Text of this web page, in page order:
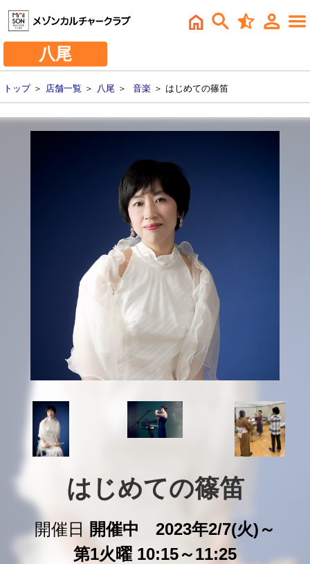
八尾
トップ＞ 店舗一覧 ＞ 八尾 ＞ 音楽 ＞ はじめての篠笛
はじめての篠笛
開催日
開催中 2023年2/7(火)～
第1火曜 10:15～11:25